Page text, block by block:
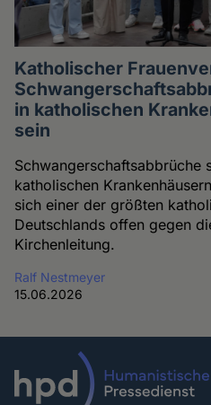
Katholischer
in katholischen
sein
Schwangerschaftsabbrüche
katholischen
sich einer der größten
Deutschlands offen gegen
Kirchenleitung.
Ralf Nestmeyer
15.06.2026